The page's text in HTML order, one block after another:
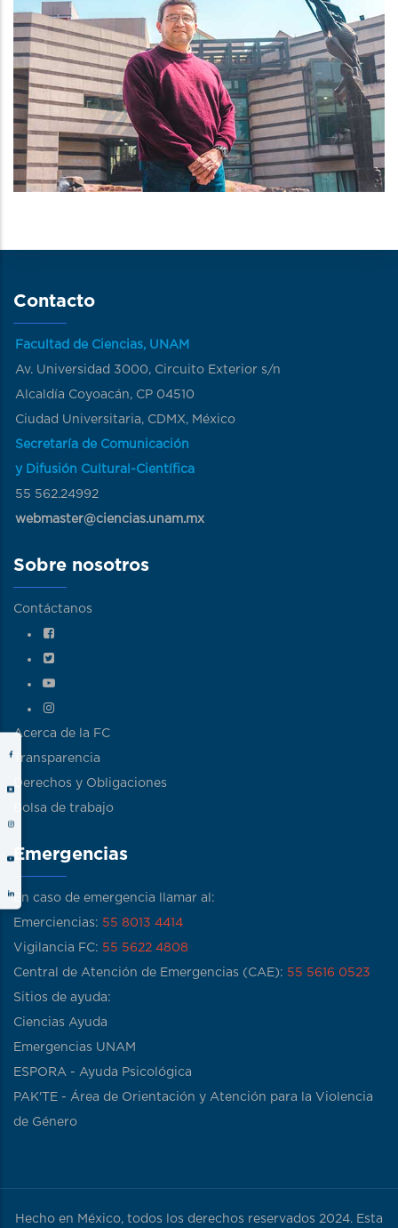
Contacto
Facultad de Ciencias, UNAM
Av. Universidad 3000, Circuito Exterior s/n
Alcaldía Coyoacán, CP 04510
Ciudad Universitaria, CDMX, México
Secretaría de Comunicación
y Difusión Cultural-Científica
55 562.24992
webmaster@ciencias.unam.mx
Sobre nosotros
Contáctanos
Acerca de la FC
Transparencia
Derechos y Obligaciones
Bolsa de trabajo
Emergencias
En caso de emergencia llamar al:
Emerciencias: 55 8013 4414
Vigilancia FC: 55 5622 4808
Central de Atención de Emergencias (CAE): 55 5616 0523
Sitios de ayuda:
Ciencias Ayuda
Emergencias UNAM
ESPORA - Ayuda Psicológica
PAK'TE - Área de Orientación y Atención para la Violencia
de Género
Hecho en México, todos los derechos reservados 2024. Esta